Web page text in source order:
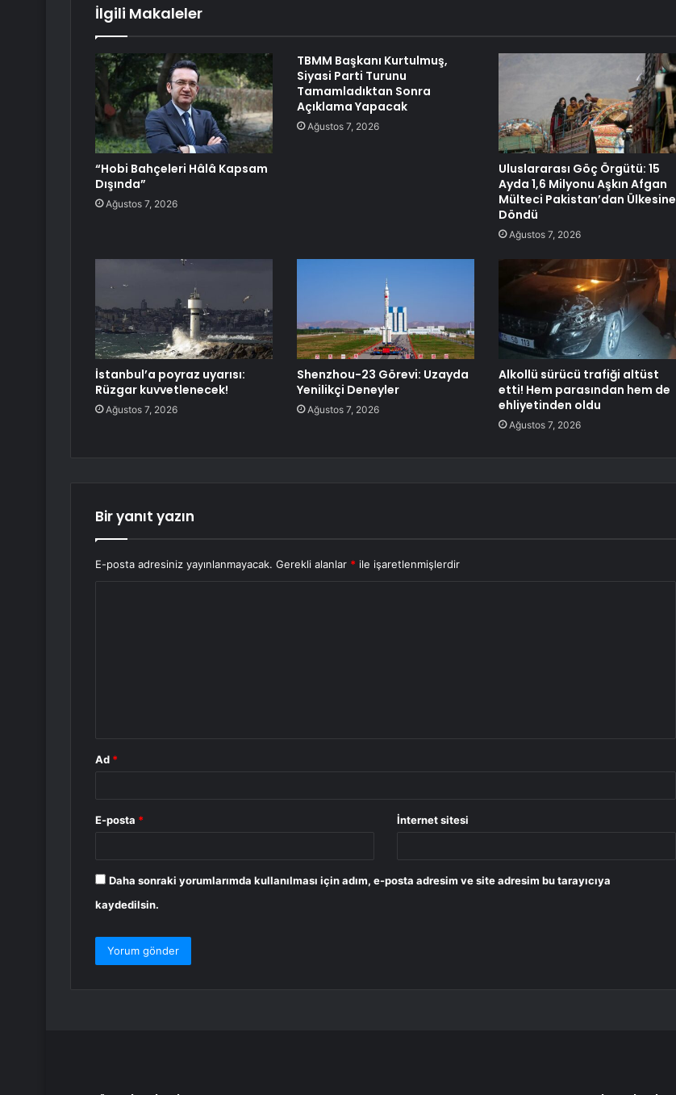
İlgili Makaleler
“Hobi Bahçeleri Hâlâ Kapsam
Dışında”
Ağustos 7, 2026
TBMM Başkanı Kurtulmuş,
Siyasi Parti Turunu
Tamamladıktan Sonra
Açıklama Yapacak
Ağustos 7, 2026
Uluslararası Göç Örgütü: 15
Ayda 1,6 Milyonu Aşkın Afgan
Mülteci Pakistan’dan Ülkesine
Döndü
Ağustos 7, 2026
İstanbul’a poyraz uyarısı:
Rüzgar kuvvetlenecek!
Ağustos 7, 2026
Shenzhou-23 Görevi: Uzayda
Yenilikçi Deneyler
Ağustos 7, 2026
Alkollü sürücü trafiği altüst
etti! Hem parasından hem de
ehliyetinden oldu
Ağustos 7, 2026
Bir yanıt yazın
E-posta adresiniz yayınlanmayacak. Gerekli alanlar * ile işaretlenmişlerdir
Ad *
E-posta * İnternet sitesi
Daha sonraki yorumlarımda kullanılması için adım, e-posta adresim ve site adresim bu tarayıcıya
kaydedilsin.